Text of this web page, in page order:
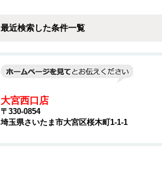
最近検索した条件一覧
大宮西口店
〒330-0854
埼玉県さいたま市大宮区桜木町1-1-1